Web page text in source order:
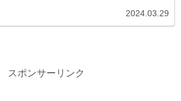
2024.03.29
スポンサーリンク